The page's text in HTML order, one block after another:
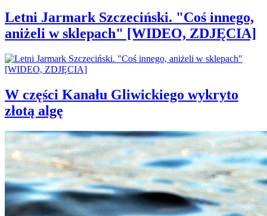
Letni Jarmark Szczeciński. "Coś innego,
aniżeli w sklepach" [WIDEO, ZDJĘCIA]
W części Kanału Gliwickiego wykryto
złotą algę